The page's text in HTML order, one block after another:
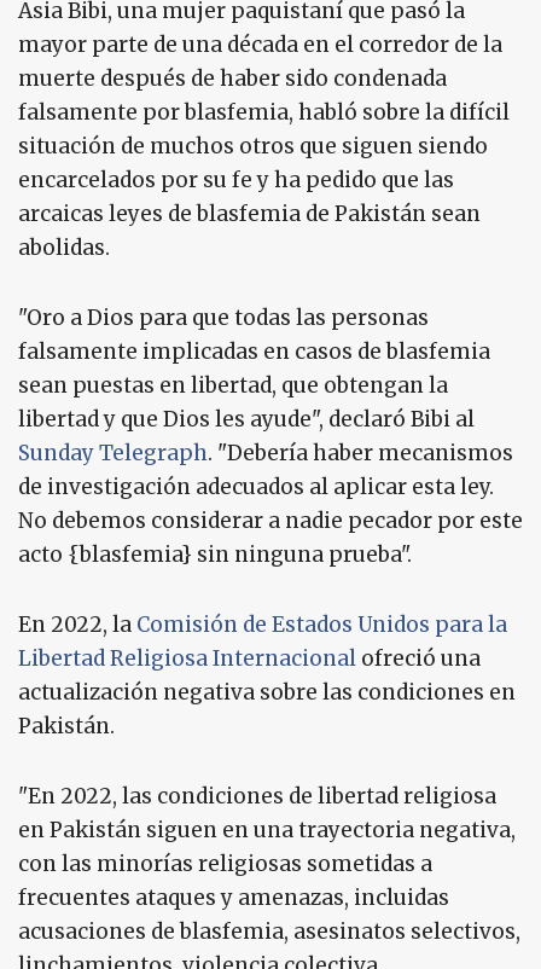
Asia Bibi, una mujer paquistaní que pasó la
mayor parte de una década en el corredor de la
muerte después de haber sido condenada
falsamente por blasfemia, habló sobre la difícil
situación de muchos otros que siguen siendo
encarcelados por su fe y ha pedido que las
arcaicas leyes de blasfemia de Pakistán sean
abolidas.
"Oro a Dios para que todas las personas
falsamente implicadas en casos de blasfemia
sean puestas en libertad, que obtengan la
libertad y que Dios les ayude", declaró Bibi al
Sunday Telegraph. "Debería haber mecanismos
de investigación adecuados al aplicar esta ley.
No debemos considerar a nadie pecador por este
acto {blasfemia} sin ninguna prueba".
En 2022, la Comisión de Estados Unidos para la
Libertad Religiosa Internacional ofreció una
actualización negativa sobre las condiciones en
Pakistán.
"En 2022, las condiciones de libertad religiosa
en Pakistán siguen en una trayectoria negativa,
con las minorías religiosas sometidas a
frecuentes ataques y amenazas, incluidas
acusaciones de blasfemia, asesinatos selectivos,